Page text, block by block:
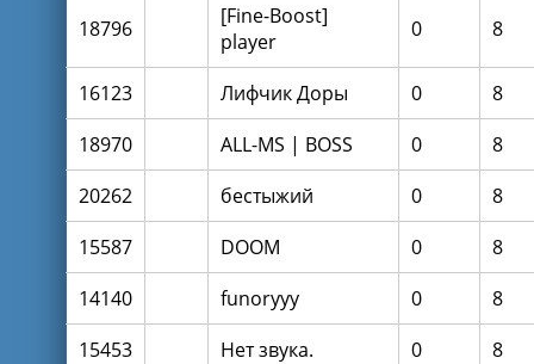
18796
[Fine-Boost]
player
0 8
16123 Лифчик Доры 0
8
18970
ALL-MS | BOSS 0
8
20262
бестыжий 0
8
15587
DOOM 0
8
14140
funoryyy 0
8
15453
Нет звука. 0 8